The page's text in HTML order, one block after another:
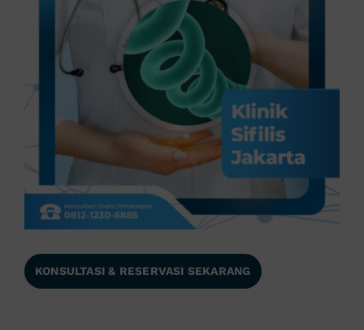
KONSULTASI & RESERVASI SEKARANG